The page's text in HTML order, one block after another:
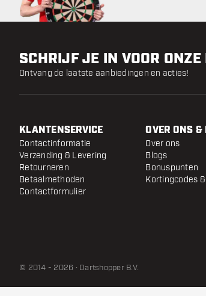
SCHRIJF JE IN VOOR
Ontvang de laatste aanbiedingen en acties!
KLANTENSERVICE
Contactinformatie
Verzending & Levering
Retourneren
Betaalmethoden
Contactformulier
OVER ONS &
Over ons
Blogs
Bonuspunten
Kortingcodes
© 2014 - 2026 · Dartshopper B.V.